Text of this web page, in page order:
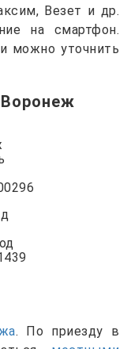
Везет и др.
на смартфон.
можно уточнить
. По приезду в